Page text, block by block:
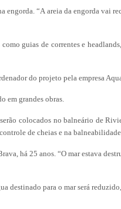
“A areia da engorda vai
guias de correntes e
do projeto pela empresa
em grandes obras.
colocados no balneário de
de cheias e na
há 25 anos. “O mar estava
destinado para o mar será